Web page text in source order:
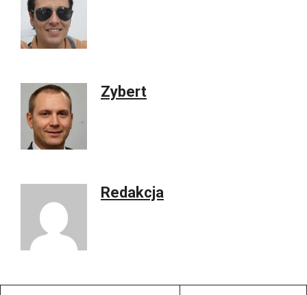
Zybert
Redakcja